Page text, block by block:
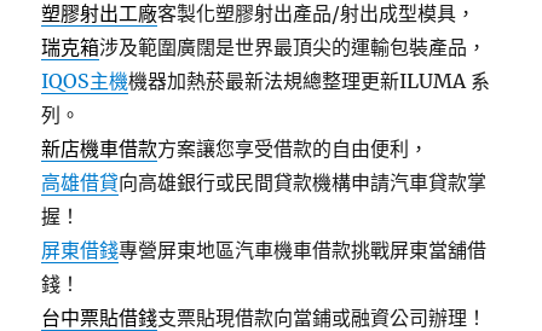
塑膠射出工廠客製化塑膠射出產品/射出成型模具，
瑞克箱涉及範圍廣闊是世界最頂尖的運輸包裝產品，
IQOS主機機器加熱菸最新法規總整理更新ILUMA 系
列。
新店機車借款方案讓您享受借款的自由便利，
高雄借貸向高雄銀行或民間貸款機構申請汽車貸款掌
握！
屏東借錢專營屏東地區汽車機車借款挑戰屏東當舖借
錢！
台中票貼借錢支票貼現借款向當鋪或融資公司辦理！